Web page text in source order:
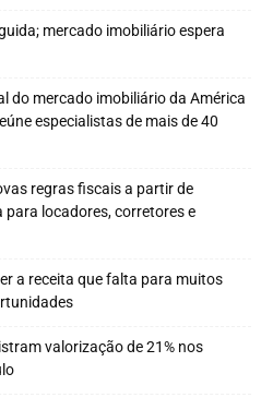
mercado imobiliário espera
do mercado imobiliário da América
especialistas de mais de 40
regras fiscais a partir de
para locadores, corretores e
a receita que falta para muitos
valorização de 21% nos